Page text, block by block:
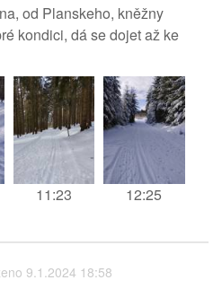
od Planskeho, kněžny
kondici, dá se dojet až ke
11:23 12:25
9.1.2024 18:58